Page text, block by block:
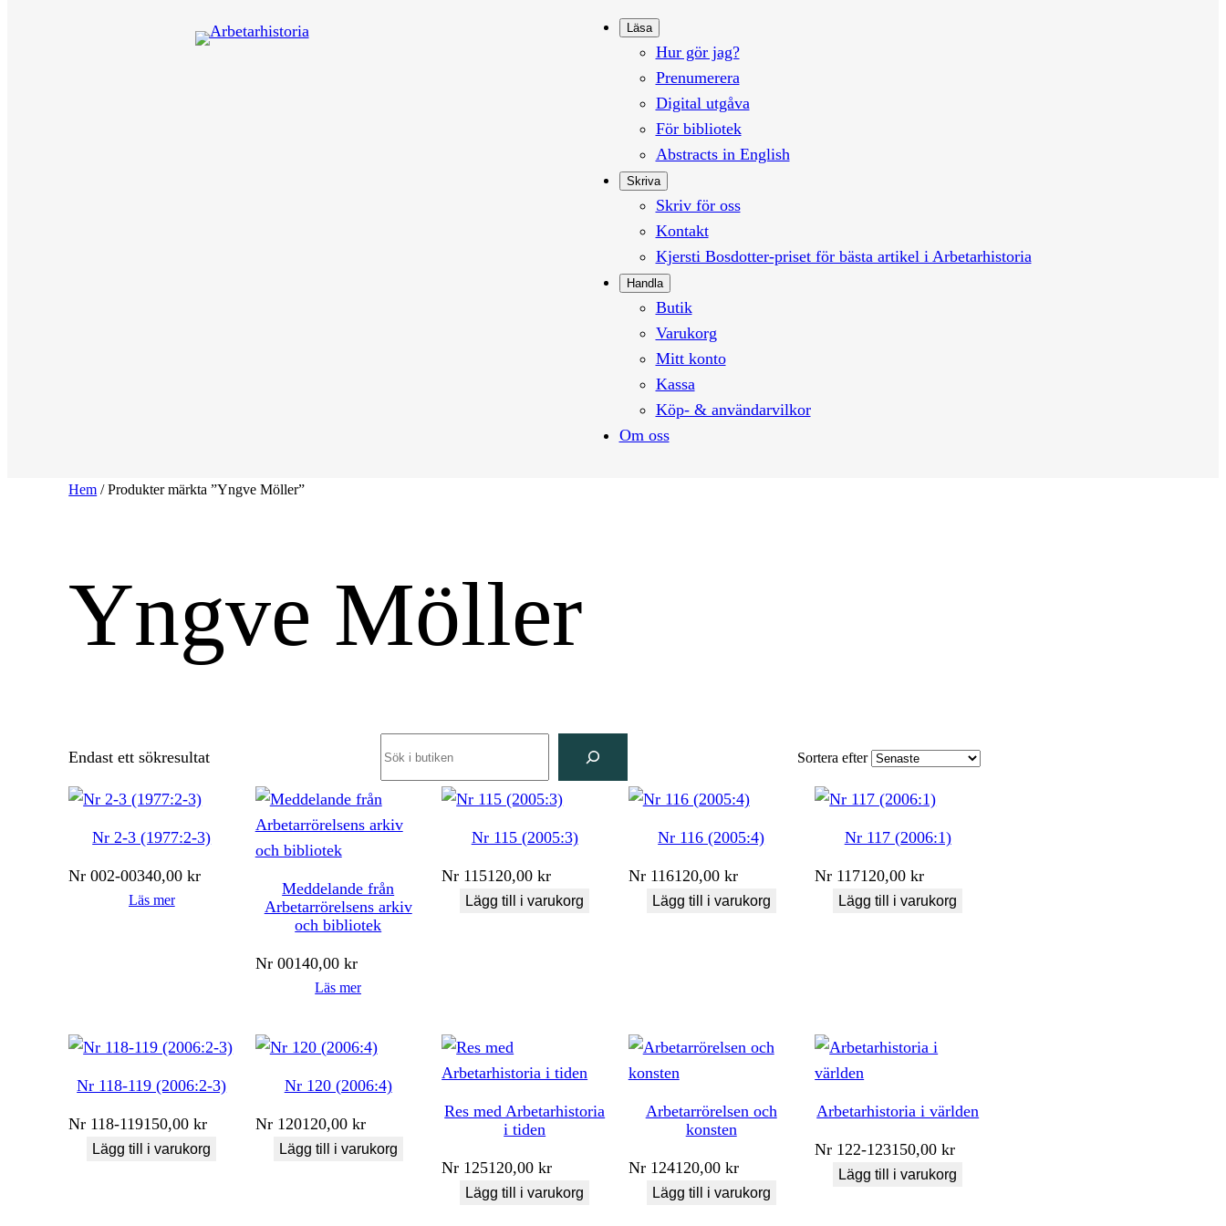
Läsa
Hur gör jag?
Prenumerera
Digital utgåva
För bibliotek
Abstracts in English
Skriva
Skriv för oss
Kontakt
Kjersti Bosdotter-priset för bästa artikel i Arbetarhistoria
Handla
Butik
Varukorg
Mitt konto
Kassa
Köp- & användarvilkor
Om oss
Hem / Produkter märkta ”Yngve Möller”
Yngve Möller
Endast ett sökresultat Sortera efter
Nr 2-3 (1977:2-3)
Nr 002-00340,00kr
Läs mer
Meddelande från
Arbetarrörelsens arkiv
och bibliotek
Nr 00140,00 kr
Läs mer
Nr 115 (2005:3)
Nr 115120,00kr
Lägg till i varukorg
Nr 116 (2005:4)
Nr 116120,00 kr
Lägg till i varukorg
Nr 117 (2006:1)
Nr 117120,00kr
Lägg till i varukorg
Nr 118-119 (2006:2-3)
Nr 118-119150,00kr
Lägg till i varukorg
Nr 120 (2006:4)
Nr 120120,00 kr
Lägg till i varukorg
Res med Arbetarhistoria
i tiden
Nr 125120,00kr
Lägg till i varukorg
Arbetarrörelsen och
konsten
Nr 124120,00 kr
Lägg till i varukorg
Arbetarhistoria i världen
Nr 122-123150,00kr
Lägg till i varukorg